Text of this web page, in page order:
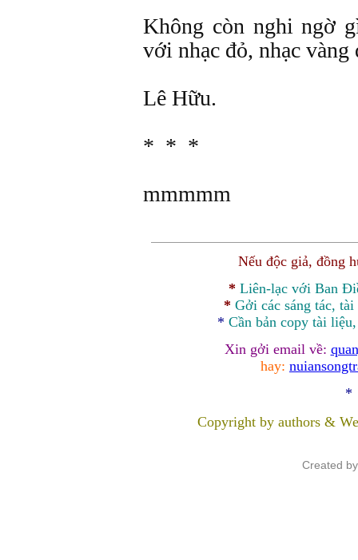
Không còn nghi ngờ
với nhạc đỏ, nhạc vàng
Lê Hữu.
* * *
mmmmm
Nếu độc giả, đồng
* Liên-lạc với Ban
* Gởi các sáng tác,
* Cần bản copy tài
Xin gởi email về:
hay:
*
Copyright by authors &
Created